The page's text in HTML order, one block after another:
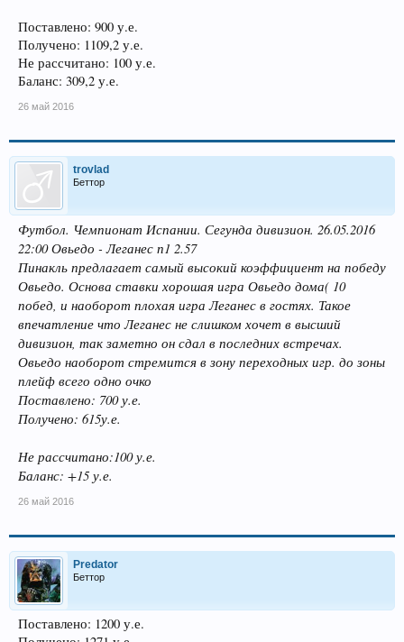
Поставлено: 900 у.е.
Получено: 1109,2 у.е.
Не рассчитано: 100 у.е.
Баланс: 309,2 у.е.
26 май 2016
trovlad
Беттор
Футбол. Чемпионат Испании. Сегунда дивизион. 26.05.2016
22:00 Овьедо - Леганес п1 2.57
Пинакль предлагает самый высокий коэффициент на победу
Овьедо. Основа ставки хорошая игра Овьедо дома( 10
побед, и наоборот плохая игра Леганес в гостях. Такое
впечатление что Леганес не слишком хочет в высший
дивизион, так заметно он сдал в последних встречах.
Овьедо наоборот стремится в зону переходных игр. до зоны
плейф всего одно очко
Поставлено: 700 у.е.
Получено: 615у.е.
Не рассчитано:100 у.е.
Баланс: +15 у.е.
26 май 2016
Predator
Беттор
Поставлено: 1200 у.е.